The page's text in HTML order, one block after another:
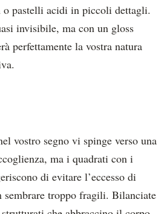
o pastelli acidi in piccoli dettagli.
invisibile, ma con un gloss
perfettamente la vostra natura
vostro segno vi spinge verso una
ma i quadrati con i
di evitare l’eccesso di
sembrare troppo fragili. Bilanciate